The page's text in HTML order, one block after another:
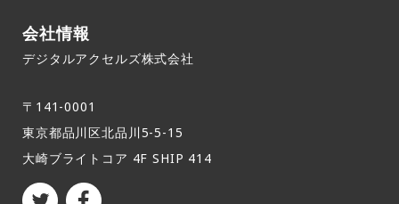
会社情報
デジタルアクセルズ株式会社
〒141-0001
東京都品川区北品川5-5-15​
大崎ブライトコア 4F SHIP 414